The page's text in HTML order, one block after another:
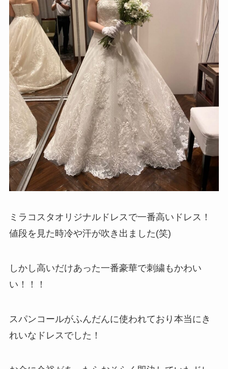
ミラコスタオリジナルドレスで一番高いドレス！
値段を見た時冷や汗が吹き出ました(笑)
しかし高いだけあった一番豪華で刺繍もかわい
い！！！
スパンコールがふんだんに使われており本当にき
れいなドレスでした！